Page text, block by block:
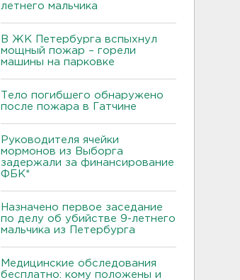
летнего мальчика
В ЖК Петербурга вспыхнул
мощный пожар – горели
машины на парковке
Тело погибшего обнаружено
после пожара в Гатчине
Руководителя ячейки
мормонов из Выборга
задержали за финансирование
ФБК*
Назначено первое заседание
по делу об убийстве 9-летнего
мальчика из Петербурга
Медицинские обследования
бесплатно: кому положены и